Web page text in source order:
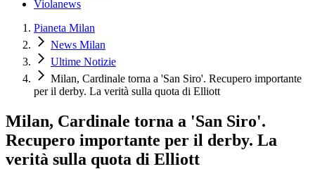
Violanews
Pianeta Milan
News Milan
Ultime Notizie
Milan, Cardinale torna a 'San Siro'. Recupero importante
per il derby. La verità sulla quota di Elliott
Milan, Cardinale torna a 'San Siro'.
Recupero importante per il derby. La
verità sulla quota di Elliott